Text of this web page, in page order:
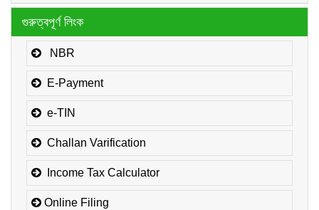
সার্কেল-১(কোম্পানীজ), কর অঞ্চল -ময়মনসিংহ এর NOC
জনাব মোঃ মোরাদুজ্জামান, সাঁট মুদ্রাক্ষরিক কাম-কম্পিউটার অপারেটর, উপকর
কমিশনারের কার্যালয়, সার্কেল-১(কোম্পানীজ), কর অঞ্চল -ময়মনসিংহ এর
গুরুত্বপূর্ণ লিংক
NBR
E-Payment
e-TIN
Challan Varification
Income Tax Calculator
Online Filing